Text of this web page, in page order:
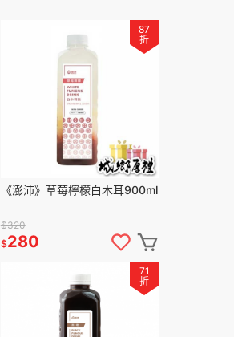
87
折
《澎沛》草莓檸檬白木耳900ml
$320
$280
71
折